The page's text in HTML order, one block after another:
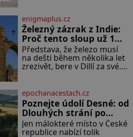
vyráběných potravinách,
dokonce i těch sladkých.
Sůl je zdravá Ale v ani ne
třetinovém množství, než je
pro většinu populace běžné.
Její základní složky– sodík a
chlór – jsou zásadní pro
enigmaplus.cz
Železný zázrak z Indie:
Proč tento sloup už 1
600 let nezná rez?
Představa, že železo musí
na dešti během několika let
zrezivět, bere v Dillí za své.
vysoký železný sloup, který
už přibližně 1 600 let
odolává počasí
epochanacestach.cz
Poznejte údolí Desné: od
Dlouhých strání po
termální prameny
Jen málokteré místo v České
republice nabízí tolik